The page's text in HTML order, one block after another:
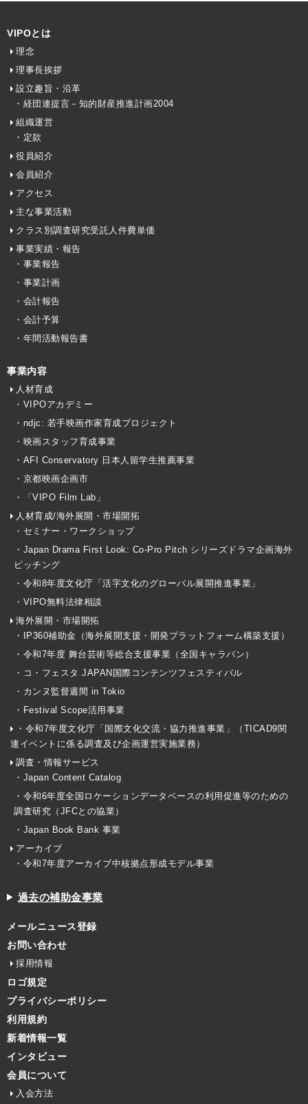
VIPOとは
理念
理事長挨拶
設立趣旨・沿革
・経団連提言－知的財産推進計画2004
組織運営
・定款
役員紹介
会員紹介
アクセス
主な事業活動
クラス別調査研究受託人件費単価
事業実績・報告
・事業報告
・事業計画
・会計報告
・会計予算
・年間活動報告書
事業内容
人材育成
・VIPOアカデミー
・ndjc: 若手映画作家育成プロジェクト
・映画スタッフ育成事業
・AFI Conservatory 日本人留学生推薦事業
・京都映画企画市
・「VIPO Film Lab」
人材育成/海外展開・市場開拓
・セミナー・ワークショップ
・Japan Drama First Look: Co-Pro Pitch シリーズドラマ企画海外
ピッチング
・令和8年度文化庁「活字文化のグローバル展開推進事業」
・VIPO無料法律相談
海外展開・市場開拓
・IP360補助金（海外展開支援・開発プラットフォーム構築支援）
・令和7年度 舞台芸術等総合支援事業（全国キャラバン）
・コ・フェスタ JAPAN国際コンテンツフェスティバル
・カンヌ監督週間 in Tokio
・Festival Scope活用事業
・令和7年度文化庁「国際文化交流・協力推進事業」（TICAD9関
連イベントに係る調査及び企画運営実施業務）
調査・情報サービス
・Japan Content Catalog
・令和6年度全国ロケーションデータベースの利用促進等のための
調査研究（JFCとの協業）
・Japan Book Bank 事業
アーカイブ
・令和7年度アーカイブ中核拠点形成モデル事業
過去の補助金事業
メールニュース登録
お問い合わせ
採用情報
ロゴ規定
プライバシーポリシー
利用規約
新着情報一覧
インタビュー
会員について
入会方法